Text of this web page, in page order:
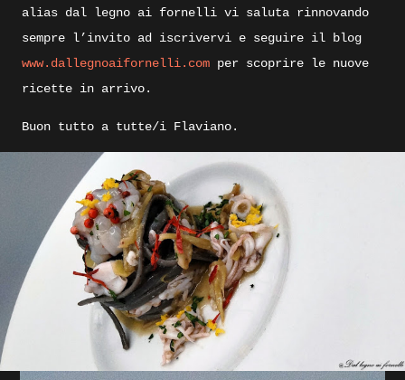
alias dal legno ai fornelli vi saluta rinnovando
sempre l’invito ad iscrivervi e seguire il blog
www.dallegnoaifornelli.com per scoprire le nuove
ricette in arrivo.
Buon tutto a tutte/i Flaviano.